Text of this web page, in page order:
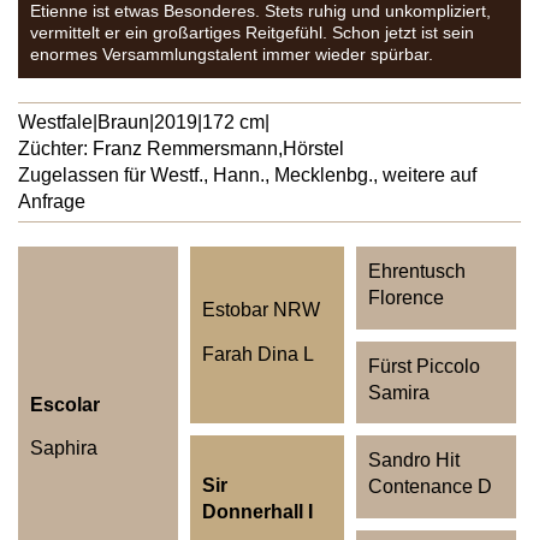
Etienne ist etwas Besonderes. Stets ruhig und unkompliziert,
vermittelt er ein großartiges Reitgefühl. Schon jetzt ist sein
enormes Versammlungstalent immer wieder spürbar.
Westfale Braun 2019 172 cm
Züchter: Franz Remmersmann,Hörstel
Zugelassen für Westf., Hann., Mecklenbg., weitere auf
Anfrage
Escolar
Saphira
Estobar NRW
Farah Dina L
Ehrentusch
Florence
Fürst Piccolo
Samira
Sir
Donnerhall I
Sandro Hit
Contenance D